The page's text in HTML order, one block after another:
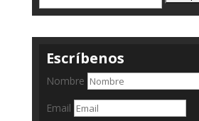
Escríbenos
Nombre
Email